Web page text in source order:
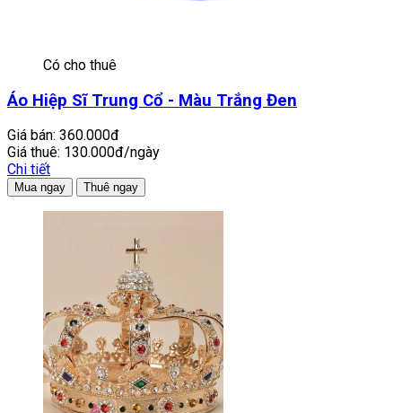
Có cho thuê
Áo Hiệp Sĩ Trung Cổ - Màu Trắng Đen
Giá bán: 360.000đ
Giá thuê: 130.000đ/ngày
Chi tiết
Mua ngay Thuê ngay